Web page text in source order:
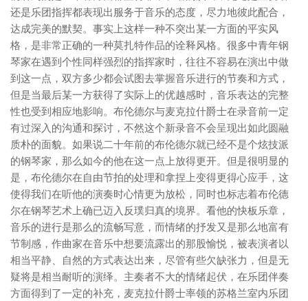
还是乐团指挥都表现出服务于音乐的态度，尽力地彼此配合，
达成完美的默契。事实上这样一种不突出某一方面的平实风
格，是非常正确的一种莫扎特作品的诠释风格。很多中青年钢
琴家在遇到个性同样强烈的指挥家时，往往不容易在演出中做
到这一点，双方多少都会试图去掌握音乐进行的节奏和方式，
但是当最后某一方获得了实际上的优越感时，音乐表达的完整
性也受到相应地影响。布伦德尔与麦克拉什爵士在录音前一定
有过深入的沟通和探讨，不然这个新录音不会呈现出如此圆融
质朴的面貌。如果说二十年前的布伦德尔就已经不是个炫技派
的钢琴家，那么如今的他在这一点上放得更开。但是很明显的
是，布伦德尔在自由节拍的处理和拿捏上变得更得心应手，这
使得我们在听他的演奏时心情更为放松，同时也标志着布伦德
尔在钢琴艺术上确已迈入反璞归真的境界。看他的快板乐章，
音乐的进行是那么的流畅写意，而情绪的抒发又是那么地富有
节制感，作曲家在音乐中想要流露出的那股愉悦，被表演者以
相当平静、自然的方式表达出来，尽管有些欠缺张力，但是无
疑将是相当耐听的演绎。主奏者不大的情绪起伏，在乐团伴奏
方面得到了一定的补充，麦克拉什爵士率领的苏格兰室内乐团